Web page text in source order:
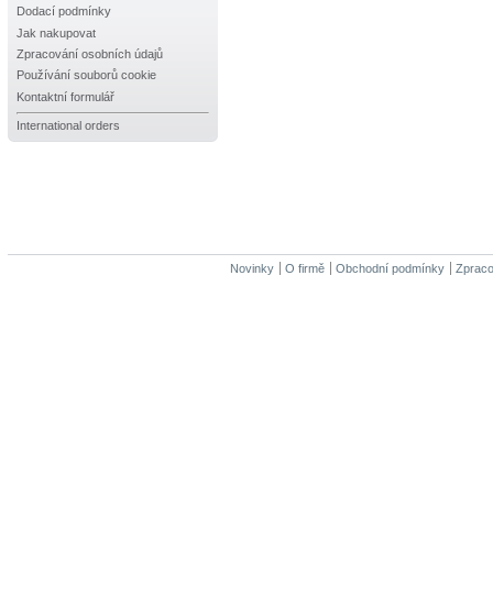
Dodací podmínky
Jak nakupovat
Zpracování osobních údajů
Používání souborů cookie
Kontaktní formulář
International orders
Novinky O firmě Obchodní podmínky